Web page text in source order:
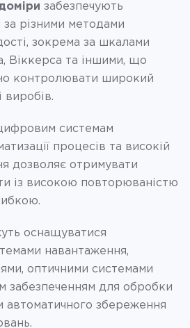
забезпечують
різними методами
зокрема за шкалами
Віккерса та іншими, що
контролювати широкий
виробів.
системам
процесів та високій
дозволяє отримувати
із високою повторюваністю
оснащуватися
навантаження,
оптичними системами
забезпеченням для обробки
автоматичного збереження